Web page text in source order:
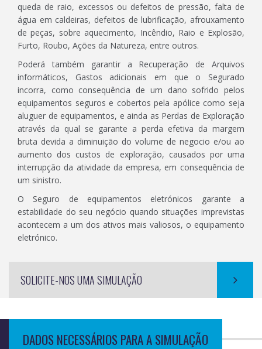
queda de raio, excessos ou defeitos de pressão, falta de
água em caldeiras, defeitos de lubrificação, afrouxamento
de peças, sobre aquecimento, Incêndio, Raio e Explosão,
Furto, Roubo, Ações da Natureza, entre outros.
Poderá também garantir a Recuperação de Arquivos
informáticos, Gastos adicionais em que o Segurado
incorra, como consequência de um dano sofrido pelos
equipamentos seguros e cobertos pela apólice como seja
aluguer de equipamentos, e ainda as Perdas de Exploração
através da qual se garante a perda efetiva da margem
bruta devida a diminuição do volume de negocio e/ou ao
aumento dos custos de exploração, causados por uma
interrupção da atividade da empresa, em consequência de
um sinistro.
O Seguro de equipamentos eletrónicos garante a
estabilidade do seu negócio quando situações imprevistas
acontecem a um dos ativos mais valiosos, o equipamento
eletrónico.
SOLICITE-NOS UMA SIMULAÇÃO
DADOS NECESSÁRIOS PARA A SIMULAÇÃO